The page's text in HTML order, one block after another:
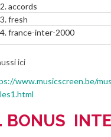
accords
fresh
france-inter-2000
ici
www.musicscreen.be/
BONUS